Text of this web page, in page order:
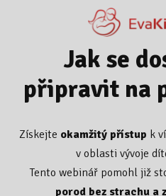
Jak se
připravit na
Získejte okamžitý přístup k
v oblasti vývoje
Tento webinář pomohl již
porod bez strachu a